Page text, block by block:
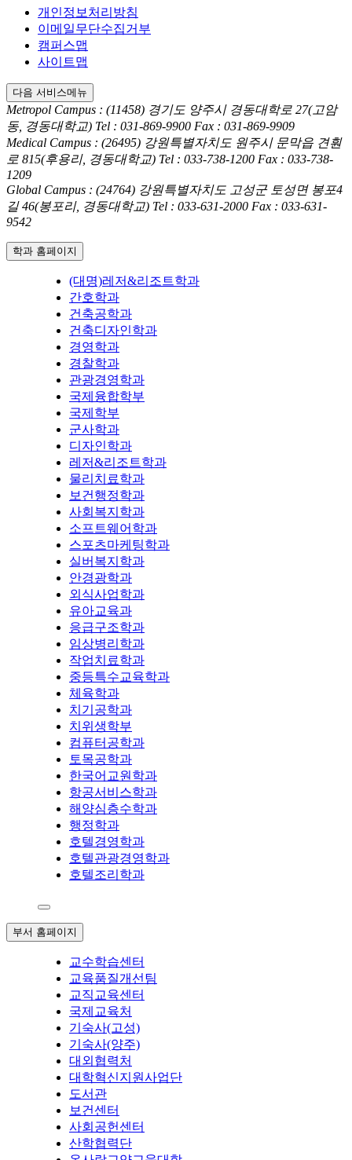
개인정보처리방침
이메일무단수집거부
캠퍼스맵
사이트맵
다음 서비스메뉴
Metropol Campus : (11458) 경기도 양주시 경동대학로 27(고암
동, 경동대학교) Tel : 031-869-9900 Fax : 031-869-9909
Medical Campus : (26495) 강원특별자치도 원주시 문막읍 견훤
로 815(후용리, 경동대학교) Tel : 033-738-1200 Fax : 033-738-
1209
Global Campus : (24764) 강원특별자치도 고성군 토성면 봉포4
길 46(봉포리, 경동대학교) Tel : 033-631-2000 Fax : 033-631-
9542
학과 홈페이지
(대명)레저&리조트학과
간호학과
건축공학과
건축디자인학과
경영학과
경찰학과
관광경영학과
국제융합학부
국제학부
군사학과
디자인학과
레저&리조트학과
물리치료학과
보건행정학과
사회복지학과
소프트웨어학과
스포츠마케팅학과
실버복지학과
안경광학과
외식사업학과
유아교육과
응급구조학과
임상병리학과
작업치료학과
중등특수교육학과
체육학과
치기공학과
치위생학부
컴퓨터공학과
토목공학과
한국어교원학과
항공서비스학과
해양심층수학과
행정학과
호텔경영학과
호텔관광경영학과
호텔조리학과
부서 홈페이지
교수학습센터
교육품질개선팀
교직교육센터
국제교육처
기숙사(고성)
기숙사(양주)
대외협력처
대학혁신지원사업단
도서관
보건센터
사회공헌센터
산학협력단